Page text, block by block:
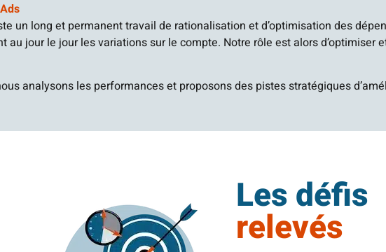
un long et permanent travail de rationalisation et d’optimisation des
au jour le jour les variations sur le compte. Notre rôle est alors d’optimiser
analysons les performances et proposons des pistes stratégiques
Les défis
relevés